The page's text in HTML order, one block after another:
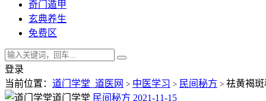
奇门遁甲
玄典养生
免费区
登录
当前位置： 道门学堂_道医网 > 中医学习 > 民间秘方 > 祛黄褐
道门学堂 民间秘方 2021-11-15